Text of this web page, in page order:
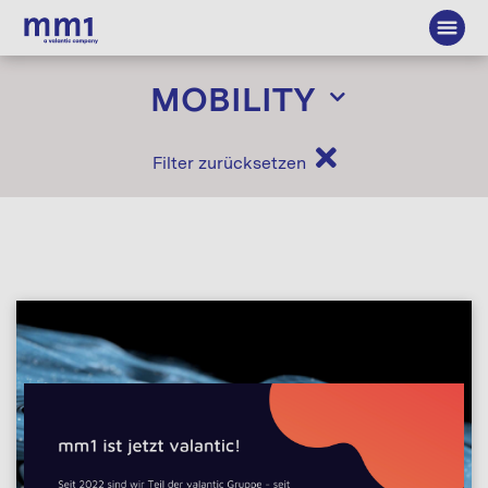
MOBILITY
Filter zurücksetzen
Digital Innovation